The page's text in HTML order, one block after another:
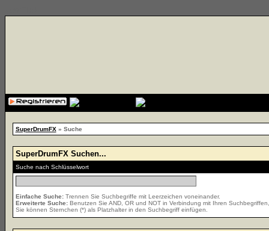
SuperDrumFX» Suche
SuperDrumFX Suchen...
Suche nach Schlüsselwort
Einfache Suche:Trennen Sie Suchbegriffe mit Leerzeichen voneinander.
Erweiterte Suche:Benutzen Sie AND, OR und NOT in Verbindung mit Ihren
Sie können Sternchen (*) als Platzhalter in den Suchbegriff einfügen.